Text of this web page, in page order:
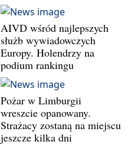
AIVD wśród najlepszych
służb wywiadowczych
Europy. Holendrzy na
podium rankingu
Pożar w Limburgii
wreszcie opanowany.
Strażacy zostaną na miejscu
jeszcze kilka dni